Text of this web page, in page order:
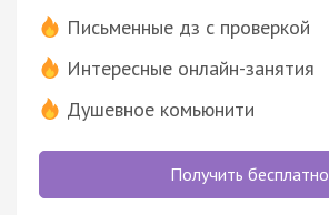
Письменные дз с проверкой
Интересные онлайн-занятия
Душевное комьюнити
Получить бесплатно